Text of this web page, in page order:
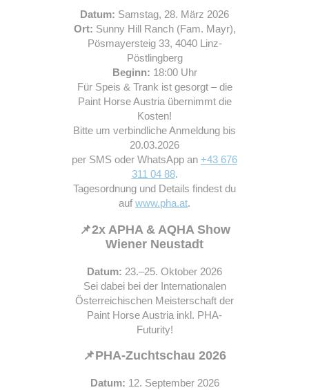
Datum: Samstag, 28. März 2026
Ort: Sunny Hill Ranch (Fam. Mayr),
Pösmayersteig 33, 4040 Linz-
Pöstlingberg
Beginn: 18:00 Uhr
Für Speis & Trank ist gesorgt – die
Paint Horse Austria übernimmt die
Kosten!
Bitte um verbindliche Anmeldung bis
20.03.2026
per SMS oder WhatsApp an +43 676
311 04 88.
Tagesordnung und Details findest du
auf www.pha.at.
📌2x APHA & AQHA Show
Wiener Neustadt
Datum: 23.–25. Oktober 2026
Sei dabei bei der Internationalen
Österreichischen Meisterschaft der
Paint Horse Austria inkl. PHA-
Futurity!
📌PHA-Zuchtschau 2026
Datum: 12. September 2026